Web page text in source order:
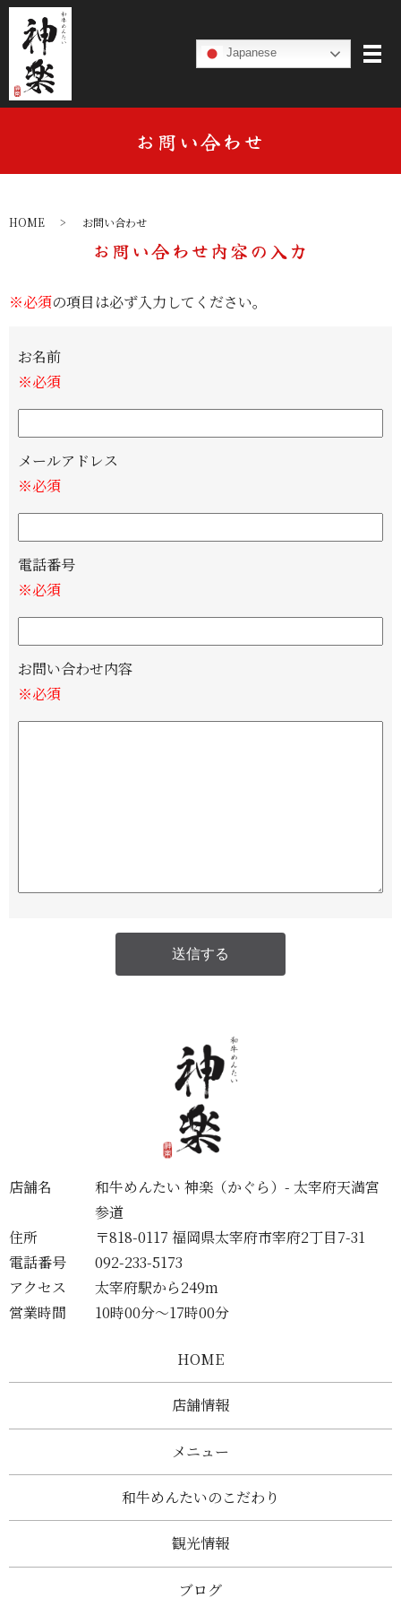
Japanese
お問い合わせ
HOME お問い合わせ
お問い合わせ内容の入力
※必須の項目は必ず入力してください。
お名前
※必須
メールアドレス
※必須
電話番号
※必須
お問い合わせ内容
※必須
店舗名
和牛めんたい 神楽（かぐら）- 太宰府天満宮
参道
住所
〒818-0117 福岡県太宰府市宰府2丁目7-31
電話番号
092-233-5173
アクセス
太宰府駅から249m
営業時間
10時00分～17時00分
HOME
店舗情報
メニュー
和牛めんたいのこだわり
観光情報
ブログ